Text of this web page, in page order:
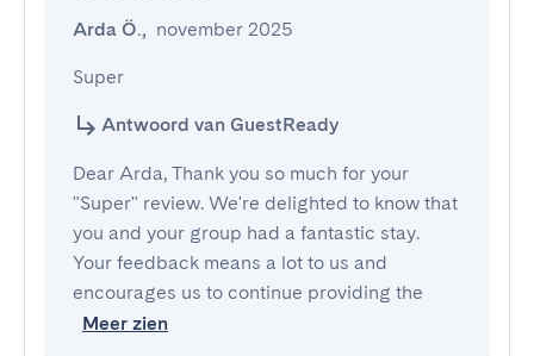
Arda Ö., november 2025
Super
Antwoord van GuestReady
Dear Arda, Thank you so much for your
"Super" review. We're delighted to know that
you and your group had a fantastic stay.
Your feedback means a lot to us and
encourages us to continue providing the
Meer zien